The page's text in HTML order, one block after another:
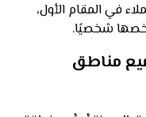
في المقام الأول،
شخصيًا.
مناطق